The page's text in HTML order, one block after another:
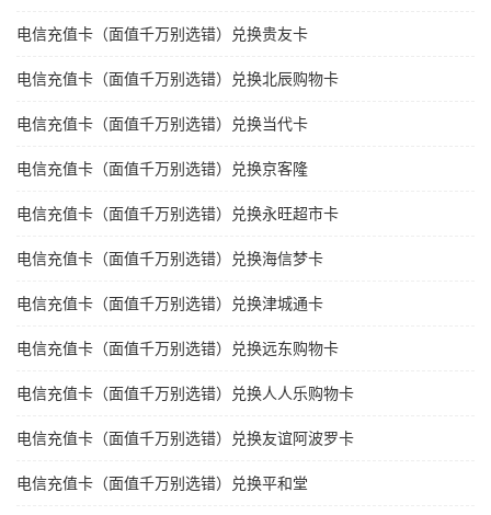
电信充值卡（面值千万别选错）兑换贵友卡
电信充值卡（面值千万别选错）兑换北辰购物卡
电信充值卡（面值千万别选错）兑换当代卡
电信充值卡（面值千万别选错）兑换京客隆
电信充值卡（面值千万别选错）兑换永旺超市卡
电信充值卡（面值千万别选错）兑换海信梦卡
电信充值卡（面值千万别选错）兑换津城通卡
电信充值卡（面值千万别选错）兑换远东购物卡
电信充值卡（面值千万别选错）兑换人人乐购物卡
电信充值卡（面值千万别选错）兑换友谊阿波罗卡
电信充值卡（面值千万别选错）兑换平和堂